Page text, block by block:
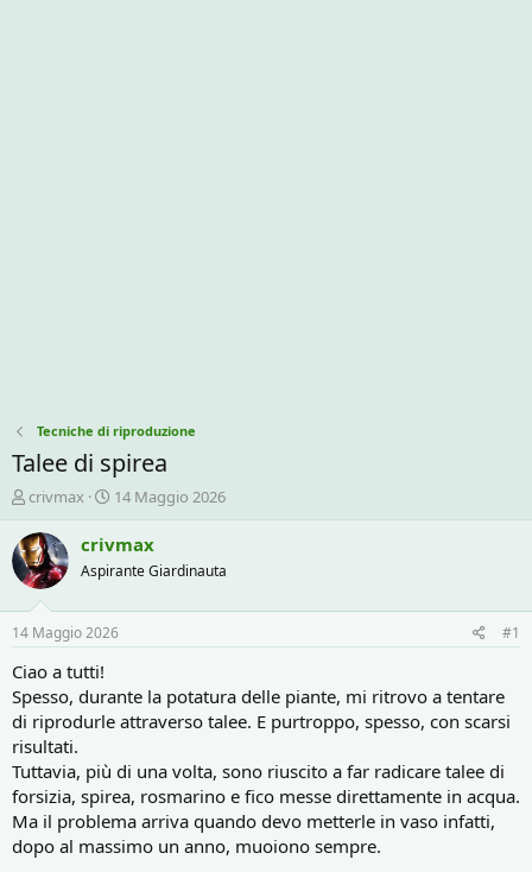
Tecniche di riproduzione
Talee di spirea
C
r
e
a
t
o
e
D
s
c
u
s
s
i
n
crivmax
D
a
t
d
i
n
i
o
14 Maggio 2026
crivmax
Aspirante Giardinauta
14 Maggio 2026 #1
Ciao a tutti!
Spesso, durante la potatura delle piante, mi ritrovo a tentare
di riprodurle attraverso talee. E purtroppo, spesso, con scarsi
risultati.
Tuttavia, più di una volta, sono riuscito a far radicare talee di
forsizia, spirea, rosmarino e fico messe direttamente in acqua.
Ma il problema arriva quando devo metterle in vaso infatti,
dopo al massimo un anno, muoiono sempre.